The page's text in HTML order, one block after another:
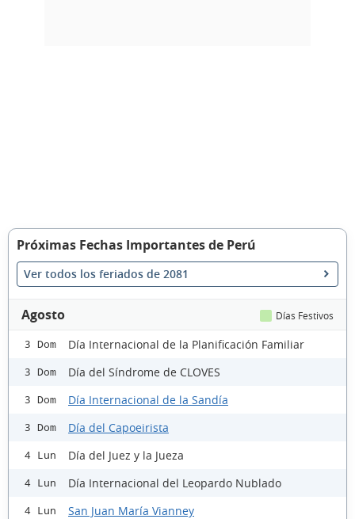
Próximas Fechas Importantes de Perú
Ver todos los feriados de 2081
Agosto Días Festivos
3 Dom Día Internacional de la Planificación Familiar
3 Dom Día del Síndrome de CLOVES
3 Dom Día Internacional de la Sandía
3 Dom Día del Capoeirista
4 Lun Día del Juez y la Jueza
4 Lun Día Internacional del Leopardo Nublado
4 Lun San Juan María Vianney